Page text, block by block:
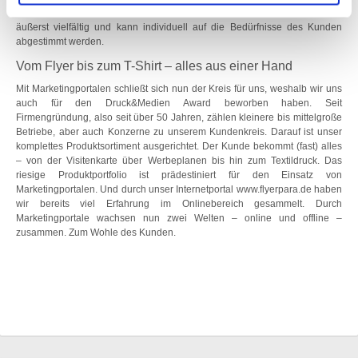
äußerst vielfältig und kann individuell auf die Bedürfnisse des Kunden
abgestimmt werden.
Vom Flyer bis zum T-Shirt – alles aus einer Hand
Mit Marketingportalen schließt sich nun der Kreis für uns, weshalb wir uns
auch für den Druck&Medien Award beworben haben. Seit
Firmengründung, also seit über 50 Jahren, zählen kleinere bis mittelgroße
Betriebe, aber auch Konzerne zu unserem Kundenkreis. Darauf ist unser
komplettes Produktsortiment ausgerichtet. Der Kunde bekommt (fast) alles
– von der Visitenkarte über Werbeplanen bis hin zum Textildruck. Das
riesige Produktportfolio ist prädestiniert für den Einsatz von
Marketingportalen. Und durch unser Internetportal www.flyerpara.de haben
wir bereits viel Erfahrung im Onlinebereich gesammelt. Durch
Marketingportale wachsen nun zwei Welten – online und offline –
zusammen. Zum Wohle des Kunden.